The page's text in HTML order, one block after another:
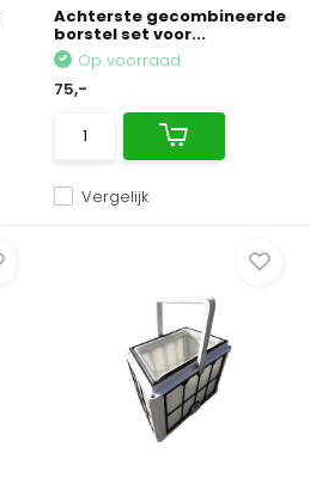
Achterste gecombineerde
borstel set voor...
Vergelijk
Op voorraad
75,-